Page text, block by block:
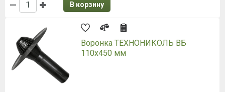
В корзину
Воронка ТЕХНОНИКОЛЬ ВБ
110x450 мм